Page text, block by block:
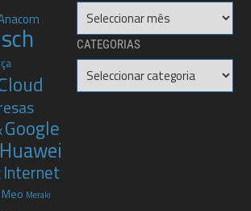
Google
Huawei
Internet
Meo Meraki
Arquivo
CATEGORIAS
Categorias